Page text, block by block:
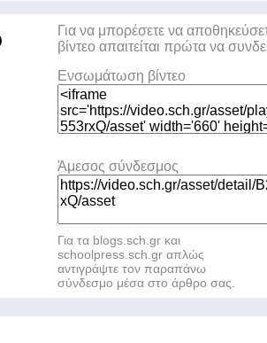
Για να μπορέσετε να
βίντεο απαιτείται πρώτα να
Ενσωμάτωση βίντεο
Άμεσος σύνδεσμος
Για τα blogs.sch.gr και
schoolpress.sch.gr απλώς
αντιγράψτε τον παραπάνω
σύνδεσμο μέσα στο άρθρο σας.